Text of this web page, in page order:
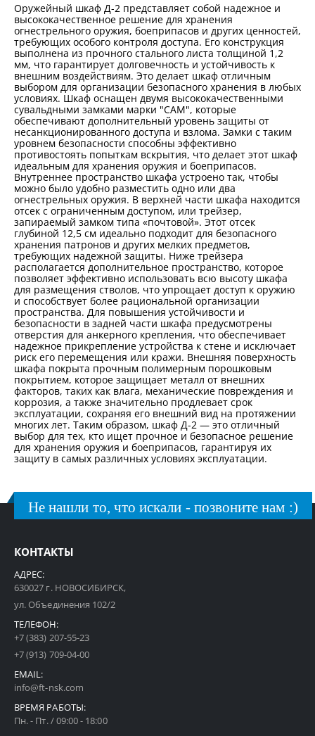
Оружейный шкаф Д-2 представляет собой надежное и
высококачественное решение для хранения
огнестрельного оружия, боеприпасов и других ценностей,
требующих особого контроля доступа. Его конструкция
выполнена из прочного стального листа толщиной 1,2
мм, что гарантирует долговечность и устойчивость к
внешним воздействиям. Это делает шкаф отличным
выбором для организации безопасного хранения в любых
условиях. Шкаф оснащен двумя высококачественными
сувальдными замками марки "САМ", которые
обеспечивают дополнительный уровень защиты от
несанкционированного доступа и взлома. Замки с таким
уровнем безопасности способны эффективно
противостоять попыткам вскрытия, что делает этот шкаф
идеальным для хранения оружия и боеприпасов.
Внутреннее пространство шкафа устроено так, чтобы
можно было удобно разместить одно или два
огнестрельных оружия. В верхней части шкафа находится
отсек с ограниченным доступом, или трейзер,
запираемый замком типа «почтовой». Этот отсек
глубиной 12,5 см идеально подходит для безопасного
хранения патронов и других мелких предметов,
требующих надежной защиты. Ниже трейзера
располагается дополнительное пространство, которое
позволяет эффективно использовать всю высоту шкафа
для размещения стволов, что упрощает доступ к оружию
и способствует более рациональной организации
пространства. Для повышения устойчивости и
безопасности в задней части шкафа предусмотрены
отверстия для анкерного крепления, что обеспечивает
надежное прикрепление устройства к стене и исключает
риск его перемещения или кражи. Внешняя поверхность
шкафа покрыта прочным полимерным порошковым
покрытием, которое защищает металл от внешних
факторов, таких как влага, механические повреждения и
коррозия, а также значительно продлевает срок
эксплуатации, сохраняя его внешний вид на протяжении
многих лет. Таким образом, шкаф Д-2 — это отличный
выбор для тех, кто ищет прочное и безопасное решение
для хранения оружия и боеприпасов, гарантируя их
защиту в самых различных условиях эксплуатации.
Не нашли то, что искали - позвоните нам :)
КОНТАКТЫ
АДРЕС:
630027 г. НОВОСИБИРСК,
ул. Объединения 102/2
ТЕЛЕФОН:
+7 (383) 207-55-23
+7 (913) 709-04-00
EMAIL:
info@ft-nsk.com
ВРЕМЯ РАБОТЫ:
Пн. - Пт. / 09:00 - 18:00